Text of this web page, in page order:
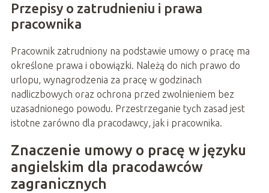
Przepisy o zatrudnieniu i prawa
pracownika
Pracownik zatrudniony na podstawie umowy o pracę ma
określone prawa i obowiązki. Należą do nich prawo do
urlopu, wynagrodzenia za pracę w godzinach
nadliczbowych oraz ochrona przed zwolnieniem bez
uzasadnionego powodu. Przestrzeganie tych zasad jest
istotne zarówno dla pracodawcy, jak i pracownika.
Znaczenie umowy o pracę w języku
angielskim dla pracodawców
zagranicznych